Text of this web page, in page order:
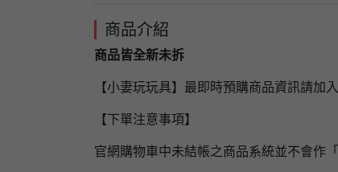
商品介紹
商品皆全新未拆
【小妻玩玩具】最即時預購商品資訊請加
【下單注意事項】
官網購物車中未結帳之商品系統並不會作